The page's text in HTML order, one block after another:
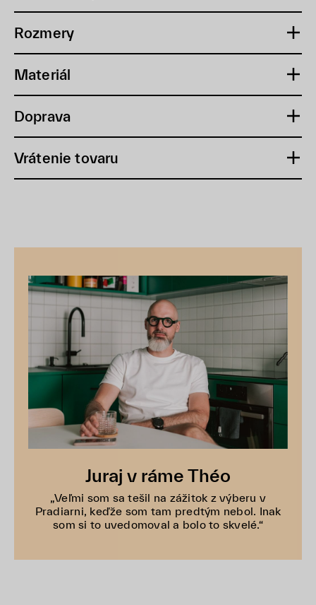
Rozmery
Materiál
Doprava
Vrátenie tovaru
Juraj v ráme Théo
„Veľmi som sa tešil na zážitok z výberu v
Pradiarni, keďže som tam predtým nebol. Inak
som si to uvedomoval a bolo to skvelé.“